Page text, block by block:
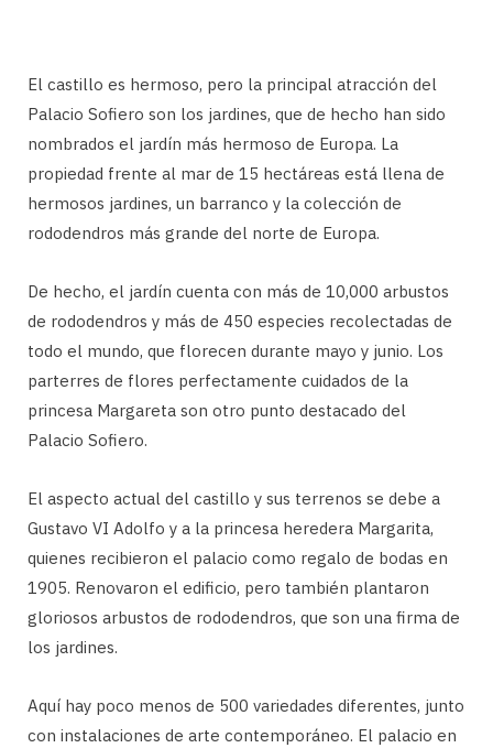
El castillo es hermoso, pero la principal atracción del
Palacio Sofiero son los jardines, que de hecho han sido
nombrados el jardín más hermoso de Europa. La
propiedad frente al mar de 15 hectáreas está llena de
hermosos jardines, un barranco y la colección de
rododendros más grande del norte de Europa.
De hecho, el jardín cuenta con más de 10,000 arbustos
de rododendros y más de 450 especies recolectadas de
todo el mundo, que florecen durante mayo y junio. Los
parterres de flores perfectamente cuidados de la
princesa Margareta son otro punto destacado del
Palacio Sofiero.
El aspecto actual del castillo y sus terrenos se debe a
Gustavo VI Adolfo y a la princesa heredera Margarita,
quienes recibieron el palacio como regalo de bodas en
1905. Renovaron el edificio, pero también plantaron
gloriosos arbustos de rododendros, que son una firma de
los jardines.
Aquí hay poco menos de 500 variedades diferentes, junto
con instalaciones de arte contemporáneo. El palacio en